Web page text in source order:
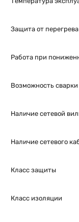
Защита от перегрева
Работа при
Возможность
Наличие сетевой
Наличие сетевого
Класс защиты
Класс изоляции